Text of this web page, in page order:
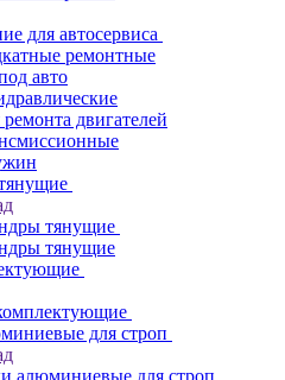
для автосервиса
ремонтные
авто
двигателей
тянущие
тянущие
для строп
алюминиевые для строп